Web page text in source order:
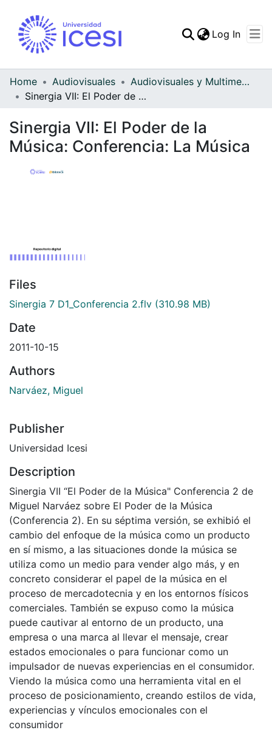
All of DSpace
Log In
Home Audiovisuales
Audiovisuales y Multimedia
Sinergia VII: El Poder de la Música: Conferencia: La Música
Sinergia VII: El Poder de la
Música: Conferencia: La Música
Files
Sinergia 7 D1_Conferencia 2.flv (310.98 MB)
Date
2011-10-15
Authors
Narváez, Miguel
Publisher
Universidad Icesi
Description
Sinergia VII “El Poder de la Música" Conferencia 2 de
Miguel Narváez sobre El Poder de la Música
(Conferencia 2). En su séptima versión, se exhibió el
cambio del enfoque de la música como un producto
en sí mismo, a las situaciones donde la música se
utiliza como un medio para vender algo más, y en
concreto considerar el papel de la música en el
proceso de mercadotecnia y en los entornos físicos
comerciales. También se expuso como la música
puede cautivar al entorno de un producto, una
empresa o una marca al llevar el mensaje, crear
estados emocionales o para funcionar como un
impulsador de nuevas experiencias en el consumidor.
Viendo la música como una herramienta vital en el
proceso de posicionamiento, creando estilos de vida,
experiencias y vínculos emocionales con el
consumidor